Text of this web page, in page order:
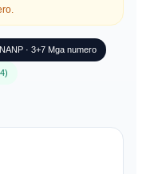
· 3+7 Mga numero